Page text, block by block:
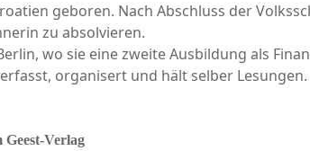
geboren. Nach Abschluss der
zu absolvieren.
wo sie eine zweite Ausbildung als
organisert und hält selber Lesungen.
Verlag